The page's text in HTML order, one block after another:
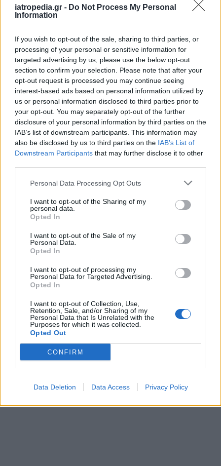
iatropedia.gr - Do Not Process My Personal
Information
If you wish to opt-out of the sale, sharing to third parties, or
processing of your personal or sensitive information for
targeted advertising by us, please use the below opt-out
section to confirm your selection. Please note that after your
opt-out request is processed you may continue seeing
interest-based ads based on personal information utilized by
us or personal information disclosed to third parties prior to
your opt-out. You may separately opt-out of the further
disclosure of your personal information by third parties on the
IAB’s list of downstream participants. This information may
also be disclosed by us to third parties on the IAB’s List of
Downstream Participants that may further disclose it to other
Personal Data Processing Opt Outs
I want to opt-out of the Sharing of my
personal data.
Opted In
I want to opt-out of the Sale of my
Personal Data.
Opted In
I want to opt-out of processing my
Personal Data for Targeted Advertising.
Opted In
I want to opt-out of Collection, Use,
Retention, Sale, and/or Sharing of my
Personal Data that Is Unrelated with the
Purposes for which it was collected.
Opted Out
CONFIRM
Data Deletion Data Access Privacy Policy
Μπορεί η vegan διατροφή να επιβραδύνει τη
βιολογική γήρανση; Τι έδειξε νέα μελέτη
ΥΓΕΙΑ 10 Αυγούστου 2026 12:56
Φυσικοθεραπεία: Η κίνηση δεν είναι μόνο
αποκατάσταση, αλλά πρόληψη και μακροζωία